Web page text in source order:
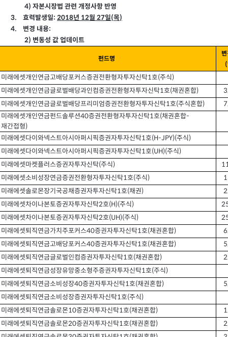
4) 자본시장법 관련 개정사항 반영
3.
효력발생일: 2018년 12월 27일(목)
4.
변경 내용:
2) 변동성 값 업데이트
펀드명
미래에셋개인연금고배당포커스증권전환형자투자신탁1호(주식)
미래에셋개인연금글로벌배당과인컴증권전환형자투자신탁1호(채권혼합)
미래에셋개인연금글로벌배당프리미엄증권전환형자투자신탁1호(주식혼합)
미래에셋개인연금펀드솔루션40증권전환형자투자신탁1호(채권혼합-
재간접형)
미래에셋다이와넥스트아시아퍼시픽증권자투자신탁1호(H-JPY)(주식)
미래에셋다이와넥스트아시아퍼시픽증권자투자신탁1호(UH)(주식)
미래에셋마켓플러스증권자투자신탁(주식)
미래에셋소비성장연금증권전환형자투자신탁1호(주식)
미래에셋솔로몬장기국공채증권자투자신탁1호(채권)
미래에셋차이나본토증권자투자신탁2호(H)(주식)
미래에셋차이나본토증권자투자신탁2호(UH)(주식)
미래에셋퇴직연금가치주포커스40증권자투자신탁1호(채권혼합)
미래에셋퇴직연금고배당포커스40증권자투자신탁1호(채권혼합)
미래에셋퇴직연금글로벌인컴증권자투자신탁1호(채권혼합)
미래에셋퇴직연금성장유망중소형주증권자투자신탁1호(주식)
미래에셋퇴직연금소비성장40증권자투자신탁1호(채권혼합)
미래에셋퇴직연금소비성장증권자투자신탁1호(주식)
미래에셋퇴직연금솔로몬10증권자투자신탁1호(채권혼합)
미래에셋퇴직연금솔로몬20증권자투자신탁1호(채권혼합)